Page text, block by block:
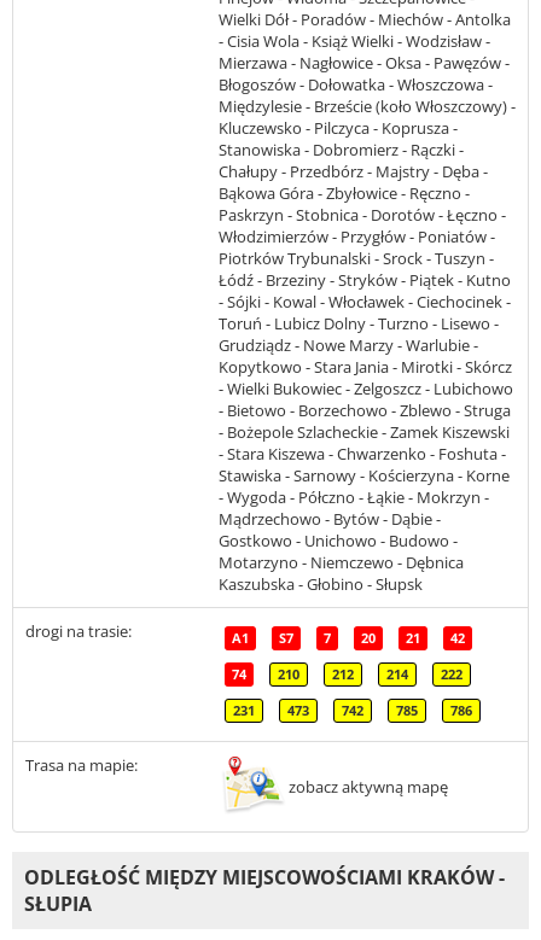
Wielki Dół - Poradów - Miechów - Antolka
- Cisia Wola - Książ Wielki - Wodzisław -
Mierzawa - Nagłowice - Oksa - Pawęzów -
Błogoszów - Dołowatka - Włoszczowa -
Międzylesie - Brzeście (koło Włoszczowy) -
Kluczewsko - Pilczyca - Koprusza -
Stanowiska - Dobromierz - Rączki -
Chałupy - Przedbórz - Majstry - Dęba -
Bąkowa Góra - Zbyłowice - Ręczno -
Paskrzyn - Stobnica - Dorotów - Łęczno -
Włodzimierzów - Przygłów - Poniatów -
Piotrków Trybunalski - Srock - Tuszyn -
Łódź - Brzeziny - Stryków - Piątek - Kutno
- Sójki - Kowal - Włocławek - Ciechocinek -
Toruń - Lubicz Dolny - Turzno - Lisewo -
Grudziądz - Nowe Marzy - Warlubie -
Kopytkowo - Stara Jania - Mirotki - Skórcz
- Wielki Bukowiec - Zelgoszcz - Lubichowo
- Bietowo - Borzechowo - Zblewo - Struga
- Bożepole Szlacheckie - Zamek Kiszewski
- Stara Kiszewa - Chwarzenko - Foshuta -
Stawiska - Sarnowy - Kościerzyna - Korne
- Wygoda - Półczno - Łąkie - Mokrzyn -
Mądrzechowo - Bytów - Dąbie -
Gostkowo - Unichowo - Budowo -
Motarzyno - Niemczewo - Dębnica
Kaszubska - Głobino - Słupsk
drogi na trasie: A1 S7 7 20 21 42
74 210 212 214 222
231 473 742 785 786
Trasa na mapie:
zobacz aktywną mapę
ODLEGŁOŚĆ MIĘDZY MIEJSCOWOŚCIAMI KRAKÓW -
SŁUPIA